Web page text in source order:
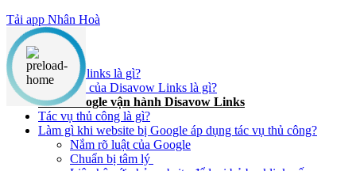
Tải app Nhân Hoà
Nội dung chính
Disavow links là gì?
Mục đích của Disavow Links là gì?
Cách Google vận hành Disavow Links
Tác vụ thủ công là gì?
Làm gì khi website bị Google áp dụng tác vụ thủ công?
Nắm rõ luật của Google
Chuẩn bị tâm lý